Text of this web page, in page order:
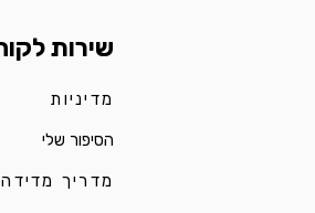
שירות
מדיניות
הסיפור שלי
מדריך מדידה